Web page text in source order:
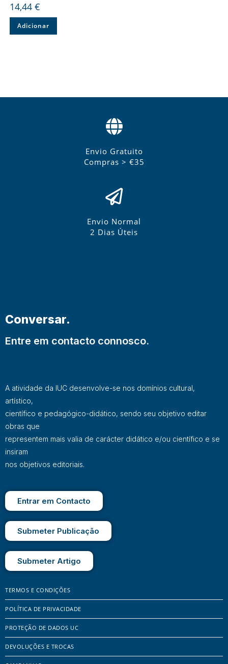
14,44 €
Adicionar
Envio Gratuito
Compras > €35
Envio Normal
2 Dias Úteis
Conversar.
Entre em contacto connosco.
A atividade da IUC desenvolve-se nos domínios cultural,
artístico,
científico e pedagógico-didático, sendo seu objetivo editar
obras que
representem mais valia de carácter didático e/ou científico e se
insiram
nos objetivos editoriais.
Entrar em Contacto
Submeter Publicação
Submeter Artigo
TERMOS E CONDIÇÕES
POLÍTICA DE PRIVACIDADE
PROTEÇÃO DE DADOS UC
DEVOLUÇÕES E TROCAS